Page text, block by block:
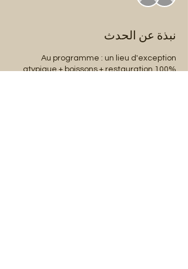
نبذة عن الحدث
Au programme : un lieu d'exception
atypique + boissons + restauration 100%